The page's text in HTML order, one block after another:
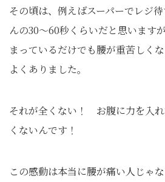
その頃は、例えばスーパーでレジ
んの30～60秒くらいだと思います
まっているだけでも腰が重苦しく
よくありました。
それが全くない！ お腹に力を入
くないんです！
この感動は本当に腰が痛い人じゃ